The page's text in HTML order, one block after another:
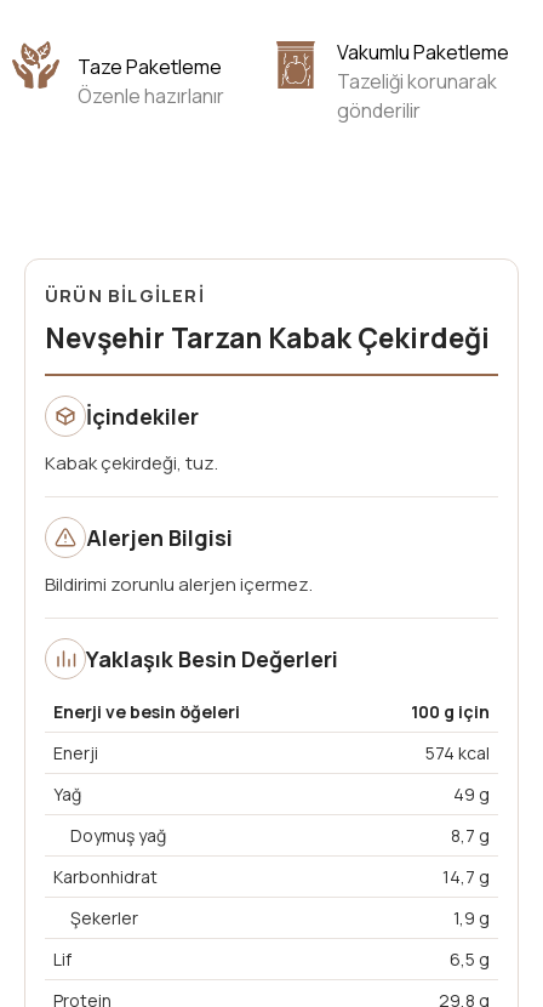
Taze Paketleme
Özenle hazırlanır
Vakumlu Paketleme
Tazeliği korunarak
gönderilir
ÜRÜN BİLGİLERİ
Nevşehir Tarzan Kabak Çekirdeği
İçindekiler
Kabak çekirdeği, tuz.
Yaklaşık Besin Değerleri
Enerji ve besin öğeleri
100 g için
Enerji
574 kcal
Yağ
49 g
Doymuş yağ
8,7 g
Karbonhidrat
14,7 g
Şekerler
1,9 g
Lif
6,5 g
Protein
29,8 g
Alerjen Bilgisi
Bildirimi zorunlu alerjen içermez.